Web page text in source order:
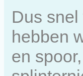
Dus
hebben
en